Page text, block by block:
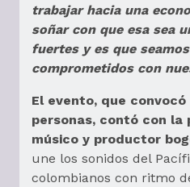
trabajar hacia una
soñar con que esa sea
fuertes y es que
comprometidos con
El evento, que
personas, contó con la
músico y productor
une los sonidos del
colombianos con ritmo